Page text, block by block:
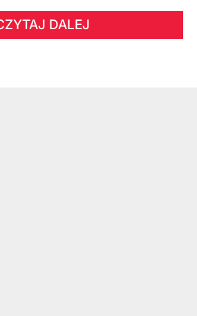
DALEJ